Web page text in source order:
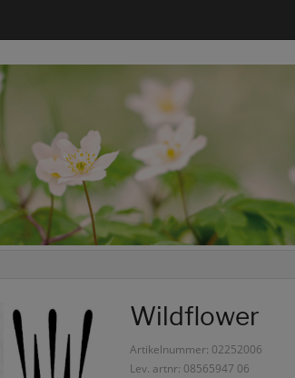
Wildflower
Artikelnummer: 02252006
Lev. artnr: 08565947 06